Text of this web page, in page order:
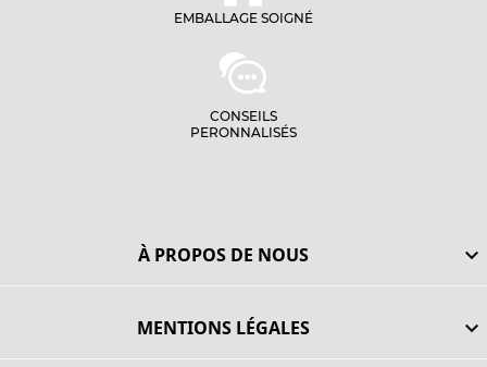
EMBALLAGE SOIGNÉ
CONSEILS
PERONNALISÉS
À PROPOS DE NOUS 
MENTIONS LÉGALES 